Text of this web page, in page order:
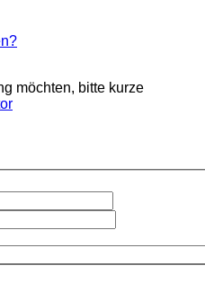
möchten, bitte kurze